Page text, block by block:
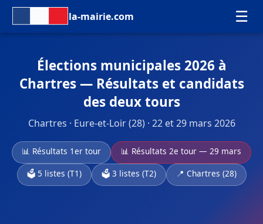
la-mairie.com ☰
Élections municipales 2026 à
Chartres — Résultats et candidats
des deux tours
Chartres · Eure-et-Loir (28) · 22 et 29 mars 2026
📊 Résultats 1er tour
📊 Résultats 2e tour — 29 mars
🗳️ 5 listes (T1)
🗳️ 3 listes (T2) 📍 Chartres (28)